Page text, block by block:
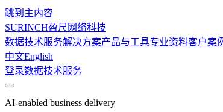
跳到主内容
SURINCH盈尺网络科技
数据技术服务解决方案产品与工具专业资料客户案
中文English
登录数据技术服务
AI-enabled business delivery